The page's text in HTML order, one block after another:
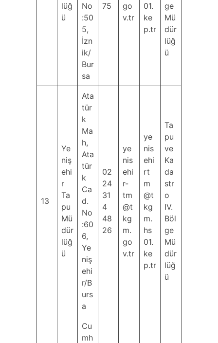
lüğ
ü
No
:50
5,
İzn
ik/
Bur
sa
75
go
v.tr
01.
ke
p.tr
ge
Mü
dür
lüğ
ü
13
Ye
niş
ehi
r
Ta
pu
Mü
dür
lüğ
ü
Ata
tür
k
Ma
h,
Ata
tür
k
Ca
d.
No
:60
6,
Ye
niş
ehi
r/B
urs
a
02
24
31
4
48
26
ye
nis
ehi
r-
tm
@t
kg
m.
go
v.tr
ye
nis
ehi
rt
m
@t
kg
m.
hs
01.
ke
p.tr
Ta
pu
ve
Ka
da
str
o
IV.
Böl
ge
Mü
dür
lüğ
ü
Cu
mh